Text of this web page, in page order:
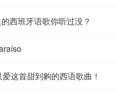
西班牙语歌你听过没？
这首甜到齁的西语歌曲！